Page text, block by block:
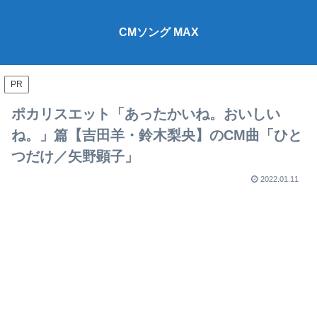
CMソング MAX
PR
ポカリスエット「あったかいね。おいしい
ね。」篇【吉田羊・鈴木梨央】のCM曲「ひと
つだけ／矢野顕子」
2022.01.11